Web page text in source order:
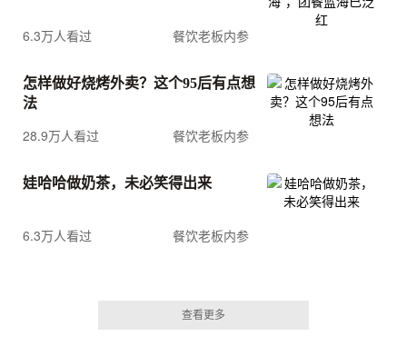
6.3万人看过 餐饮老板内参
怎样做好烧烤外卖？这个95后有点想
法
28.9万人看过 餐饮老板内参
娃哈哈做奶茶，未必笑得出来
6.3万人看过 餐饮老板内参
查看更多